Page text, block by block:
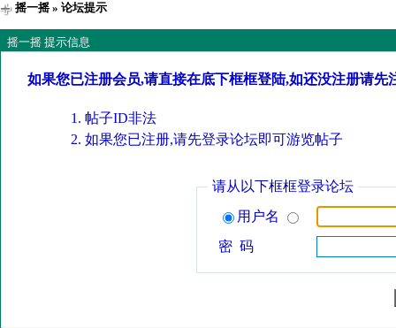
摇一摇» 论坛提示
摇一摇 提示信息
如果您已注册会员,请直接在底下框框登陆,如还没注册请先
帖子ID非法
如果您已注册,请先登录论坛即可游览帖子
请从以下框框登录论坛
用户名
密 码